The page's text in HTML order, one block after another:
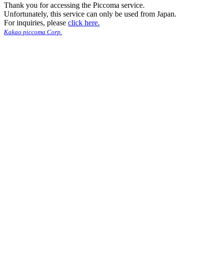
Thank you for accessing the Piccoma service.
Unfortunately, this service can only be used from Japan.
For inquiries, please click here.
Kakao piccoma Corp.